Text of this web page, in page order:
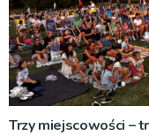
Trzy miejscowości –